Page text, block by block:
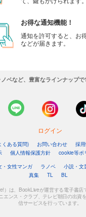
お得な通知機能！
通知を許可すると、お
などが届きます。
ベなど、豊富なラインナップで
ログイン
くある質問) お問い合わせ 採
個人情報保護方針
cookie等ポ
・女性マンガ ラノベ 小説・文
真集
TL BL
）は、BookLiveが運営する電子書店
エンス・クラブ、テレビ朝日の出資
信サービスを行っています。